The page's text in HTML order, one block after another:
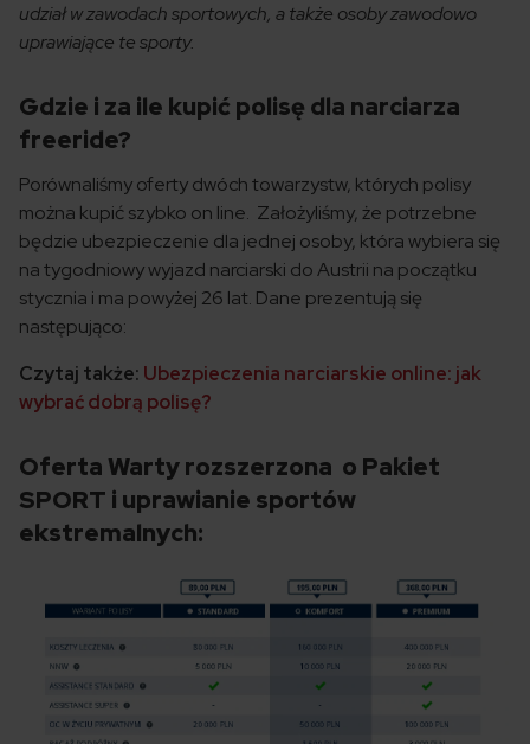
udział w zawodach sportowych, a także osoby zawodowo
uprawiające te sporty.
Gdzie i za ile kupić polisę dla narciarza
freeride?
Porównaliśmy oferty dwóch towarzystw, których polisy
można kupić szybko on line. Założyliśmy, że potrzebne
będzie ubezpieczenie dla jednej osoby, która wybiera się
na tygodniowy wyjazd narciarski do Austrii na początku
stycznia i ma powyżej 26 lat. Dane prezentują się
następująco:
Czytaj także: Ubezpieczenia narciarskie online: jak
wybrać dobrą polisę?
Oferta Warty rozszerzona o Pakiet
SPORT i uprawianie sportów
ekstremalnych: